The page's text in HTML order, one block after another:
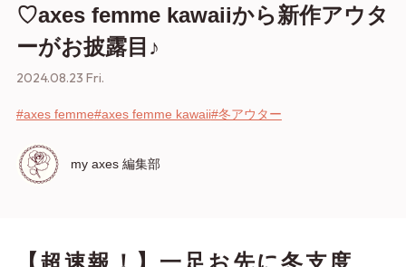
♡axes femme kawaiiから新作アウタ
ーがお披露目♪
2024.08.23 Fri.
#axes femme#axes femme kawaii#冬アウター
my axes 編集部
【超速報！】一足お先に冬支度